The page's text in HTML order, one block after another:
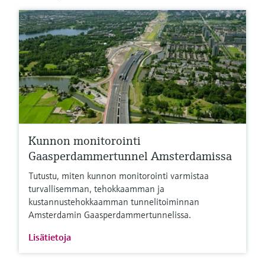
Kunnon monitorointi
Gaasperdammertunnel Amsterdamissa
Tutustu, miten kunnon monitorointi varmistaa
turvallisemman, tehokkaamman ja
kustannustehokkaamman tunnelitoiminnan
Amsterdamin Gaasperdammertunnelissa.
Lisätietoja